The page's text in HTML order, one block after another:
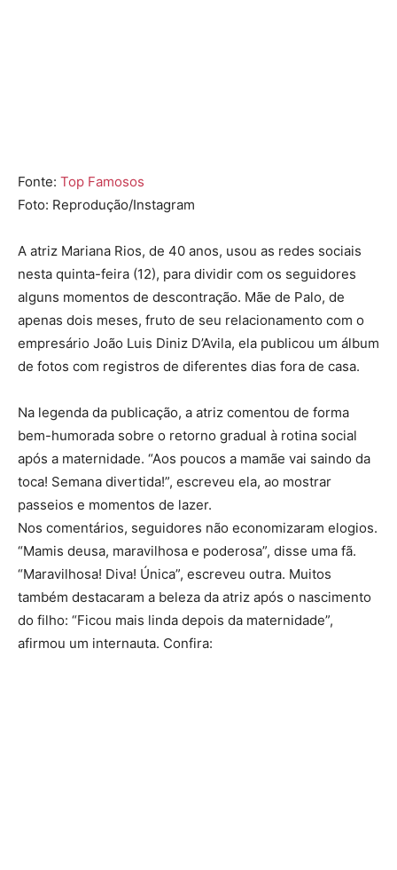
Fonte: Top Famosos
Foto: Reprodução/Instagram
A atriz Mariana Rios, de 40 anos, usou as redes sociais
nesta quinta-feira (12), para dividir com os seguidores
alguns momentos de descontração. Mãe de Palo, de
apenas dois meses, fruto de seu relacionamento com o
empresário João Luis Diniz D’Avila, ela publicou um álbum
de fotos com registros de diferentes dias fora de casa.
Na legenda da publicação, a atriz comentou de forma
bem-humorada sobre o retorno gradual à rotina social
após a maternidade. “Aos poucos a mamãe vai saindo da
toca! Semana divertida!”, escreveu ela, ao mostrar
passeios e momentos de lazer.
Nos comentários, seguidores não economizaram elogios.
“Mamis deusa, maravilhosa e poderosa”, disse uma fã.
“Maravilhosa! Diva! Única”, escreveu outra. Muitos
também destacaram a beleza da atriz após o nascimento
do filho: “Ficou mais linda depois da maternidade”,
afirmou um internauta. Confira: